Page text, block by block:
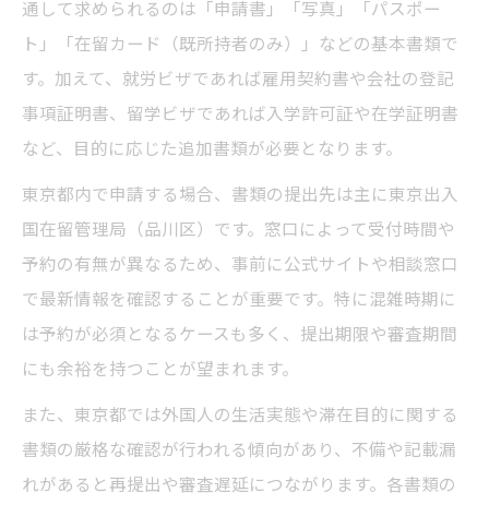
通して求められるのは「申請書」「写真」「パスポー
ト」「在留カード（既所持者のみ）」などの基本書類で
す。加えて、就労ビザであれば雇用契約書や会社の登記
事項証明書、留学ビザであれば入学許可証や在学証明書
など、目的に応じた追加書類が必要となります。
東京都内で申請する場合、書類の提出先は主に東京出入
国在留管理局（品川区）です。窓口によって受付時間や
予約の有無が異なるため、事前に公式サイトや相談窓口
で最新情報を確認することが重要です。特に混雑時期に
は予約が必須となるケースも多く、提出期限や審査期間
にも余裕を持つことが望まれます。
また、東京都では外国人の生活実態や滞在目的に関する
書類の厳格な確認が行われる傾向があり、不備や記載漏
れがあると再提出や審査遅延につながります。各書類の